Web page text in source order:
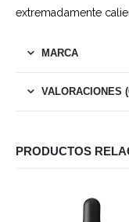
extremadamente
MARCA
VALORACIONES
PRODUCTOS